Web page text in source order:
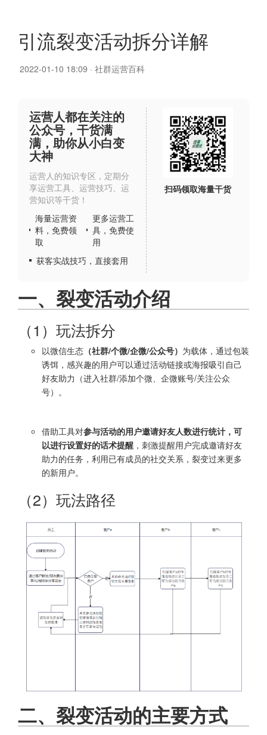
引流裂变活动拆分详解
2022-01-10 18:09 · 社群运营百科
运营人都在关注的
公众号，干货满
满，助你从小白变
大神
运营人的知识专区，定期分
享运营工具、运营技巧、运
营知识等干货！
海量运营资
料，免费领
取
更多运营工
具，免费使
用
获客实战技巧，直接套用
扫码领取海量干货
一、裂变活动介绍
（1）玩法拆分
以微信生态 （社群/个微/企微/公众号） 为载体，通过包装
诱饵，感兴趣的用户可以通过活动链接或海报吸引自己
好友助力（进入社群/添加个微、企微账号/关注公众
号）。
借助工具对参与活动的用户邀请好友人数进行统计，可
以进行设置好的话术提醒 ，刺激提醒用户完成邀请好友
助力的任务，利用已有成员的社交关系，裂变过来更多
的新用户。
（2）玩法路径
二、裂变活动的主要方式